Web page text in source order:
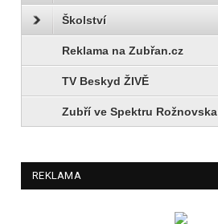
Školství
Reklama na Zubřan.cz
TV Beskyd ŽIVĚ
Zubří ve Spektru Rožnovska
REKLAMA